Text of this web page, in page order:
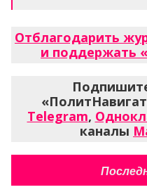
Отблагодарить
и поддержать
Telegram,
каналы